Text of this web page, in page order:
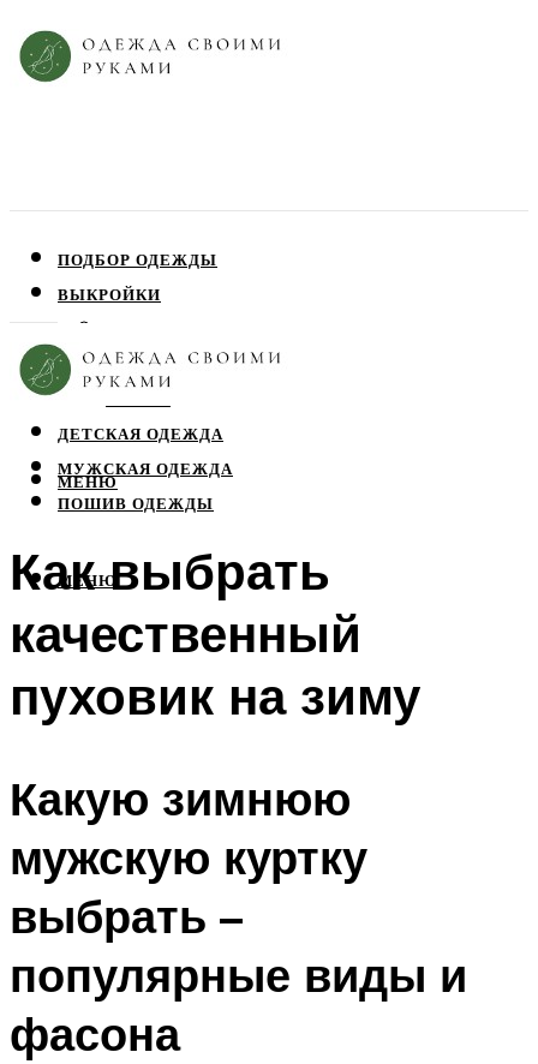
ПОДБОР ОДЕЖДЫ
ВЫКРОЙКИ
ЮБКИ
ДЕТСКАЯ ОДЕЖДА
МУЖСКАЯ ОДЕЖДА
ПОШИВ ОДЕЖДЫ
МЕНЮ
МЕНЮ
Как выбрать
качественный
пуховик на зиму
Какую зимнюю
мужскую куртку
выбрать –
популярные виды и
фасона